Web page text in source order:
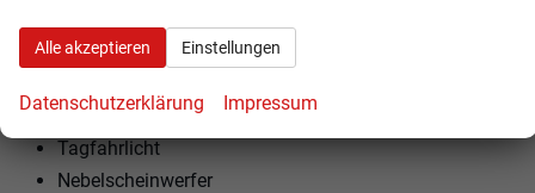
Stahlfelgen
Reifendruckkontrolle
Tagfahrlicht
Nebelscheinwerfer
Alle akzeptieren Einstellungen
Datenschutzerklärung Impressum